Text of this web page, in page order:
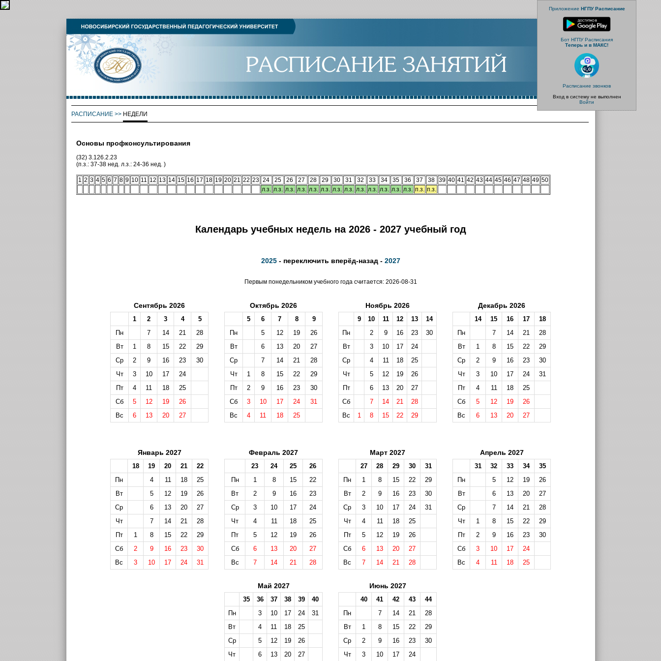
Приложение НГПУ Расписание
Бот НГПУ Расписания
Теперь и в МАКС!
Расписание звонков
Вход в систему не выполнен
Войти
РАСПИСАНИЕ>> НЕДЕЛИ
Основы профконсультирования
(32) 3.126.2.23
(п.з.: 37-38 нед. л.з.: 24-36 нед. )
1 2 3 4 5 6 7 8 9 10 11 12 13 14 15 16 17 18 19 20 21 22 23 24 25 26 27 28 29 30 31 32 33 34 35 36 37 38 39 40 41 42 43 44 45 46 47 48 49 50
л.з. л.з. л.з. л.з. л.з. л.з. л.з. л.з. л.з. л.з. л.з. л.з. л.з. п.з. п.з.
Календарь учебных недель на 2026 - 2027 учебный год
2025- переключить вперёд-назад - 2027
Первым понедельником учебного года считается: 2026-08-31
Сентябрь 2026
1 2 3 4
5
Пн
7 14 21
28
Вт
1 8 15 22
29
Ср
2 9 16 23
30
Чт
3 10 17
24
Пт
4 11 18
25
Сб
5 12 19
26
Вс
6 13 20 27
Октябрь 2026
5 6 7 8
9
Пн
5 12 19
26
Вт
6 13 20
27
Ср
7 14 21
28
Чт
1 8 15 22
29
Пт
2 9 16 23
30
Сб
3 10 17 24
31
Вс
4 11 18 25
Ноябрь 2026
9 10 11 12 13
14
Пн
2 9 16 23
30
Вт
3 10 17
24
Ср
4 11 18
25
Чт
5 12 19
26
Пт
6 13 20
27
Сб
7 14 21
28
Вс
1 8 15 22 29
Декабрь 2026
14 15 16 17
18
Пн
7 14 21
28
Вт
1 8 15 22
29
Ср
2 9 16 23
30
Чт
3 10 17 24
31
Пт
4 11 18
25
Сб
5 12 19
26
Вс
6 13 20 27
Январь 2027
18 19 20 21
22
Пн
4 11 18
25
Вт
5 12 19
26
Ср
6 13 20
27
Чт
7 14 21
28
Пт
1 8 15 22
29
Сб
2 9 16 23
30
Вс
3 10 17 24 31
Февраль 2027
23 24 25
26
Пн
1 8 15
22
Вт
2 9 16
23
Ср
3 10 17
24
Чт
4 11 18
25
Пт
5 12 19
26
Сб
6 13 20
27
Вс
7 14 21 28
Март 2027
27 28 29 30
31
Пн
1 8 15 22
29
Вт
2 9 16 23
30
Ср
3 10 17 24
31
Чт
4 11 18
25
Пт
5 12 19
26
Сб
6 13 20
27
Вс
7 14 21 28
Апрель 2027
31 32 33 34
35
Пн
5 12 19
26
Вт
6 13 20
27
Ср
7 14 21
28
Чт
1 8 15 22
29
Пт
2 9 16 23
30
Сб
3 10 17
24
Вс
4 11 18 25
Май 2027
35 36 37 38 39
40
Пн
3 10 17 24
31
Вт
4 11 18
25
Ср
5 12 19
26
Чт
6 13 20 27
Июнь 2027
40 41 42 43
44
Пн
7 14 21
28
Вт
1 8 15 22
29
Ср
2 9 16 23
30
Чт
3 10 17 24